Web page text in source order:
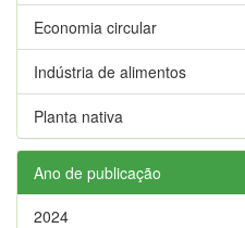
Economia circular
Indústria de alimentos
Planta nativa
Ano de publicação
2024